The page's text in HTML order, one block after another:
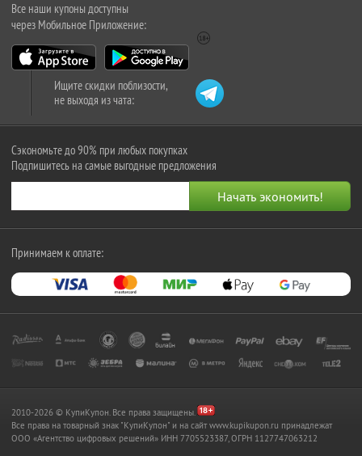
Все наши купоны доступны
через Мобильное Приложение:
Ищите скидки поблизости,
не выходя из чата:
Сэкономьте до 90% при любых покупках
Подпишитесь на самые выгодные предложения
Принимаем к оплате:
2010-2026 © КупиКупон. Все права защищены.
Все права на товарный знак "КупиКупон" и на сайт www.kupikupon.ru принадлежат
OOO «Агентство цифровых решений» ИНН 7705523387, ОГРН 1127747063212